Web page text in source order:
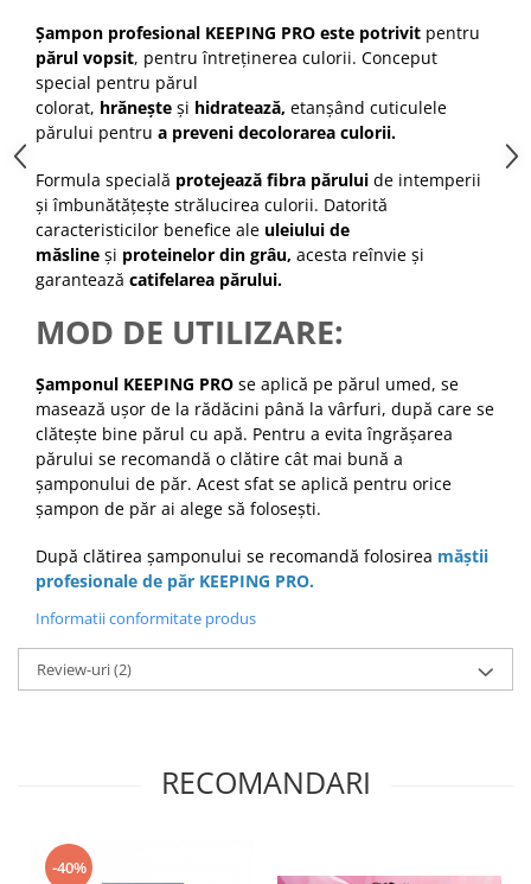
Cap manechin par natural
Trepiede cap manechin
Foarfece de tuns
Foarfece de filat
Șampon profesional KEEPING PRO este potrivit pentru
părul vopsit, pentru întreținerea culorii. Conceput
special pentru părul
colorat, hrănește și hidratează, etanșând cuticulele
părului pentru a preveni decolorarea culorii.
Formula specială protejează fibra părului de intemperii
și îmbunătățește strălucirea culorii. Datorită
caracteristicilor benefice ale uleiului de
măsline și proteinelor din grâu, acesta reînvie și
garantează catifelarea părului.
MOD DE UTILIZARE:
Șamponul KEEPING PRO se aplică pe părul umed, se
masează ușor de la rădăcini până la vârfuri, după care se
clătește bine părul cu apă. Pentru a evita îngrășarea
părului se recomandă o clătire cât mai bună a
șamponului de păr. Acest sfat se aplică pentru orice
șampon de păr ai alege să folosești.
După clătirea șamponului se recomandă folosirea măștii
profesionale de păr KEEPING PRO.
Informatii conformitate produs
Review-uri(2)
RECOMANDARI
-40%